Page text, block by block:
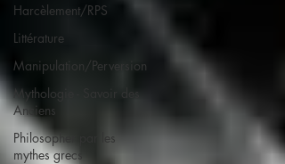
Harcèlement/RPS
Littérature
Manipulation/Perversion
Mythologie - Savoir des
Anciens
Philosopher par les
mythes grecs